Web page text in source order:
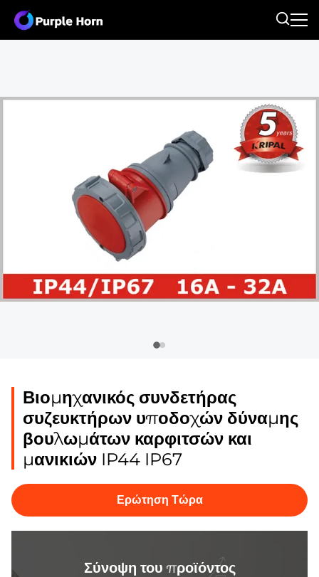
Βιομηχανικός συνδετήρας
συζευκτήρων υποδοχών δύναμης
βουλωμάτων καρφιτσών και
μανικιών IP44 IP67
Ερώτηση Τώρα
Σύνοψη του προϊόντος